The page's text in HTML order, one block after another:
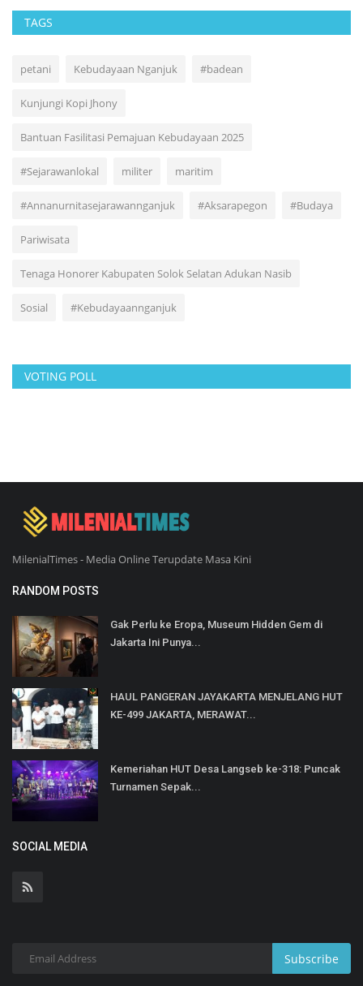
TAGS
petani Kebudayaan Nganjuk #badean
Kunjungi Kopi Jhony
Bantuan Fasilitasi Pemajuan Kebudayaan 2025
#Sejarawanlokal militer maritim
#Annanurnitasejarawannganjuk #Aksarapegon #Budaya
Pariwisata
Tenaga Honorer Kabupaten Solok Selatan Adukan Nasib
Sosial #Kebudayaannganjuk
VOTING POLL
MilenialTimes - Media Online Terupdate Masa Kini
RANDOM POSTS
Gak Perlu ke Eropa, Museum Hidden Gem di
Jakarta Ini Punya...
HAUL PANGERAN JAYAKARTA MENJELANG HUT
KE-499 JAKARTA, MERAWAT...
Kemeriahan HUT Desa Langseb ke-318: Puncak
Turnamen Sepak...
SOCIAL MEDIA
Subscribe